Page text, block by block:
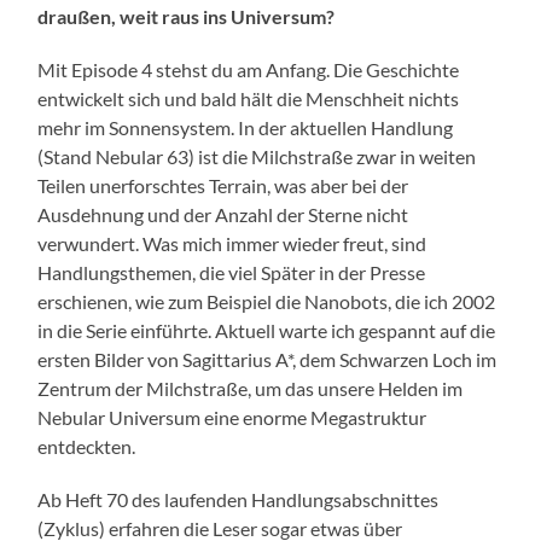
draußen, weit raus ins Universum?
Mit Episode 4 stehst du am Anfang. Die Geschichte
entwickelt sich und bald hält die Menschheit nichts
mehr im Sonnensystem. In der aktuellen Handlung
(Stand Nebular 63) ist die Milchstraße zwar in weiten
Teilen unerforschtes Terrain, was aber bei der
Ausdehnung und der Anzahl der Sterne nicht
verwundert. Was mich immer wieder freut, sind
Handlungsthemen, die viel Später in der Presse
erschienen, wie zum Beispiel die Nanobots, die ich 2002
in die Serie einführte. Aktuell warte ich gespannt auf die
ersten Bilder von Sagittarius A*, dem Schwarzen Loch im
Zentrum der Milchstraße, um das unsere Helden im
Nebular Universum eine enorme Megastruktur
entdeckten.
Ab Heft 70 des laufenden Handlungsabschnittes
(Zyklus) erfahren die Leser sogar etwas über